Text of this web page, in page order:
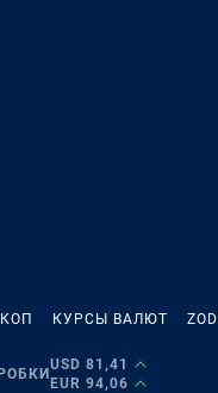
КУРСЫ ВАЛЮТ
USD 81,41
EUR 94,06